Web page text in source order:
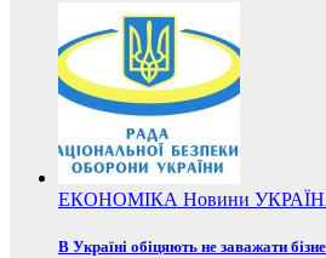
ЕКОНОМІКА Новини
В Україні обіцяють не заважати